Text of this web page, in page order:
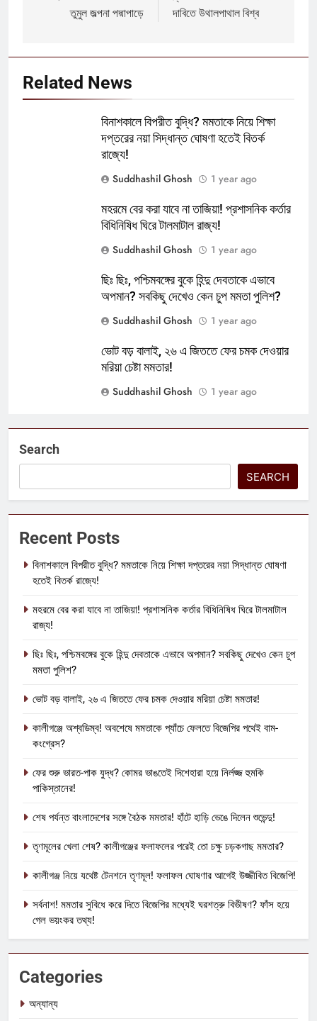
তুমুল জল্পনা পদ্মাপাড়ে
দাবিতে উথালপাথাল বিশ্ব
Related News
বিনাশকালে বিপরীত বুদ্ধি? মমতাকে নিয়ে শিক্ষা
দপ্তরের নয়া সিদ্ধান্ত ঘোষণা হতেই বিতর্ক
রাজ্যে!
Suddhashil Ghosh
1 year ago
মহরমে বের করা যাবে না তাজিয়া! প্রশাসনিক কর্তার
বিধিনিষিধ ঘিরে টালমাটাল রাজ্য!
Suddhashil Ghosh
1 year ago
ছিঃ ছিঃ, পশ্চিমবঙ্গের বুকে হিন্দু দেবতাকে এভাবে
অপমান? সবকিছু দেখেও কেন চুপ মমতা পুলিশ?
Suddhashil Ghosh
1 year ago
ভোট বড় বালাই, ২৬ এ জিততে ফের চমক দেওয়ার
মরিয়া চেষ্টা মমতার!
Suddhashil Ghosh
1 year ago
Search
SEARCH
Recent Posts
বিনাশকালে বিপরীত বুদ্ধি? মমতাকে নিয়ে শিক্ষা দপ্তরের নয়া সিদ্ধান্ত ঘোষণা
হতেই বিতর্ক রাজ্যে!
মহরমে বের করা যাবে না তাজিয়া! প্রশাসনিক কর্তার বিধিনিষিধ ঘিরে টালমাটাল
রাজ্য!
ছিঃ ছিঃ, পশ্চিমবঙ্গের বুকে হিন্দু দেবতাকে এভাবে অপমান? সবকিছু দেখেও কেন চুপ
মমতা পুলিশ?
ভোট বড় বালাই, ২৬ এ জিততে ফের চমক দেওয়ার মরিয়া চেষ্টা মমতার!
কালীগঞ্জে অশ্বডিম্ব! অবশেষে মমতাকে প্যাঁচে ফেলতে বিজেপির পথেই বাম-
কংগ্রেস?
ফের শুরু ভারত-পাক যুদ্ধ? কোমর ভাঙতেই দিশেহারা হয়ে নির্লজ্জ হুমকি
পাকিস্তানের!
শেষ পর্যন্ত বাংলাদেশের সঙ্গে বৈঠক মমতার! হাঁটে হাড়ি ভেঙে দিলেন শুভেন্দু!
তৃণমূলের খেলা শেষ? কালীগঞ্জের ফলাফলের পরেই তো চক্ষু চড়কগাছ মমতার?
কালীগঞ্জ নিয়ে যথেষ্ট টেনশনে তৃণমূল! ফলাফল ঘোষণার আগেই উজ্জীবিত বিজেপি!
সর্বনাশ! মমতার সুবিধে করে দিতে বিজেপির মধ্যেই ঘরশত্রু বিভীষণ? ফাঁস হয়ে
গেল ভয়ংকর তথ্য!
Categories
অন্যান্য